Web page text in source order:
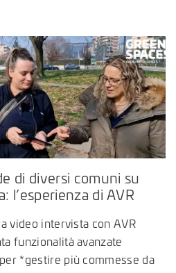
di diversi comuni su
l’esperienza di AVR
video intervista con AVR
funzionalità avanzate
*gestire più commesse da